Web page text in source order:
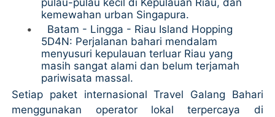
kemewahan urban Singapura.
•
Batam - Lingga - Riau Island Hopping
5D4N: Perjalanan bahari mendalam
menyusuri kepulauan terluar Riau yang
masih sangat alami dan belum terjamah
pariwisata massal.
Setiap paket internasional Travel Galang Bahari
menggunakan operator lokal terpercaya di